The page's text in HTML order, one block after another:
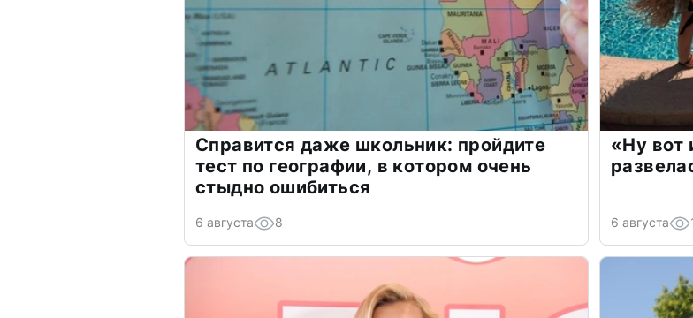
Справится даже школьник: пройдите
тест по географии, в котором очень
стыдно ошибиться
6 августа 8
«Ну вот
6 августа